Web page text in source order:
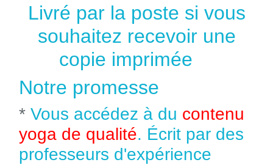
Livré par la poste si vous
souhaitez recevoir une
copie imprimée
Notre promesse
* Vous accédez à du contenu
yoga de qualité. Écrit par des
professeurs d'expérience